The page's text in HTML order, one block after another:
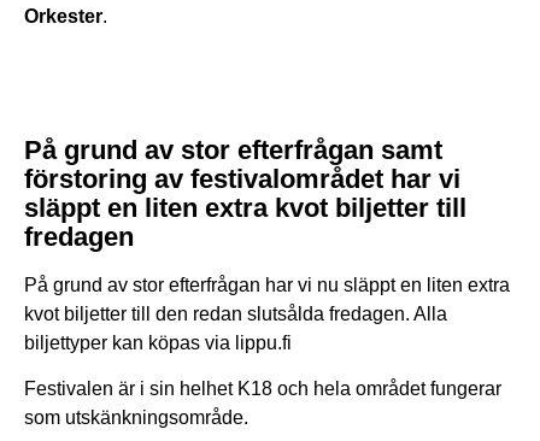
Orkester.
På grund av stor efterfrågan samt
förstoring av festivalområdet har vi
släppt en liten extra kvot biljetter till
fredagen
På grund av stor efterfrågan har vi nu släppt en liten extra
kvot biljetter till den redan slutsålda fredagen. Alla
biljettyper kan köpas via lippu.fi
Festivalen är i sin helhet K18 och hela området fungerar
som utskänkningsområde.